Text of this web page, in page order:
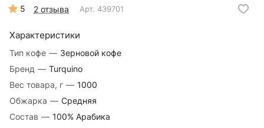
5 2 отзыва Арт. 439701
Характеристики
Тип кофе — Зерновой кофе
Бренд — Turquino
Вес товара, г — 1000
Обжарка — Средняя
Состав — 100% Арабика